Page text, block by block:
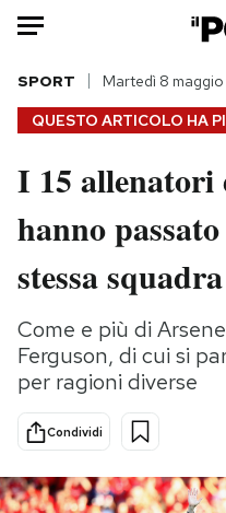
HOME
Italia
Politica
Tecnologia
Scienza
Cultura
Sport
QUESTO ARTICOLO HA
SPORT Martedì 8 maggio
I 15 allenatori
hanno
stessa squadra
Come e più di
Ferguson, di cui si
per ragioni diverse
Condividi